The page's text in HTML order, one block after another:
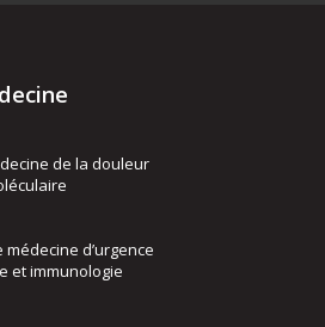
de la douleur
d’urgence
et immunologie